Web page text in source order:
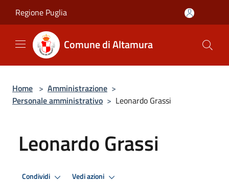
Regione Puglia
Comune di Altamura
Home > Amministrazione >
Personale amministrativo > Leonardo Grassi
Leonardo Grassi
Condividi Vedi azioni